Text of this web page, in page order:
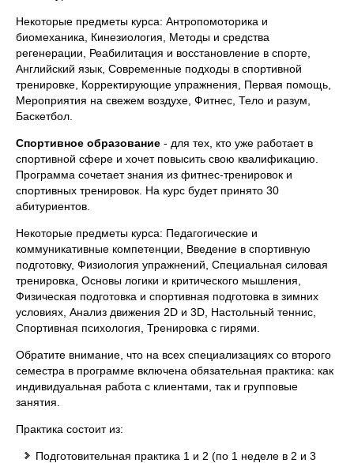
Некоторые предметы курса: Антропомоторика и
биомеханика, Кинезиология, Методы и средства
регенерации, Реабилитация и восстановление в спорте,
Английский язык, Современные подходы в спортивной
тренировке, Корректирующие упражнения, Первая помощь,
Мероприятия на свежем воздухе, Фитнес, Тело и разум,
Баскетбол.
Спортивное образование - для тех, кто уже работает в
спортивной сфере и хочет повысить свою квалификацию.
Программа сочетает знания из фитнес-тренировок и
спортивных тренировок. На курс будет принято 30
абитуриентов.
Некоторые предметы курса: Педагогические и
коммуникативные компетенции, Введение в спортивную
подготовку, Физиология упражнений, Специальная силовая
тренировка, Основы логики и критического мышления,
Физическая подготовка и спортивная подготовка в зимних
условиях, Анализ движения 2D и 3D, Настольный теннис,
Спортивная психология, Тренировка с гирями.
Обратите внимание, что на всех специализациях со второго
семестра в программе включена обязательная практика: как
индивидуальная работа с клиентами, так и групповые
занятия.
Практика состоит из:
Подготовительная практика 1 и 2 (по 1 неделе в 2 и 3